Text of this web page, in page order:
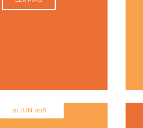
20 JUN 2018